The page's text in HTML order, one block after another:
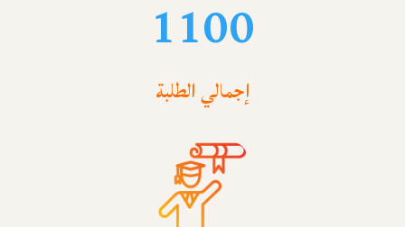
1100
إجمالي الطلبة